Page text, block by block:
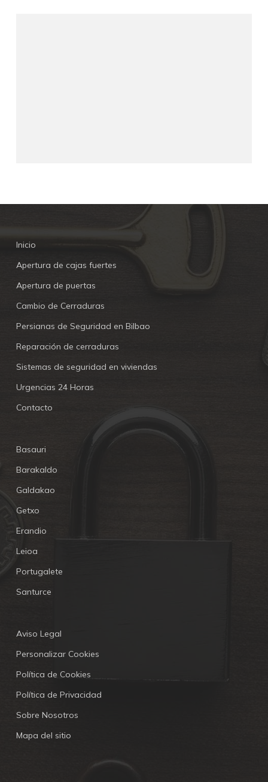
Inicio
Apertura de cajas fuertes
Apertura de puertas
Cambio de Cerraduras
Persianas de Seguridad en Bilbao
Reparación de cerraduras
Sistemas de seguridad en viviendas
Urgencias 24 Horas
Contacto
Basauri
Barakaldo
Galdakao
Getxo
Erandio
Leioa
Portugalete
Santurce
Aviso Legal
Personalizar Cookies
Política de Cookies
Política de Privacidad
Sobre Nosotros
Mapa del sitio